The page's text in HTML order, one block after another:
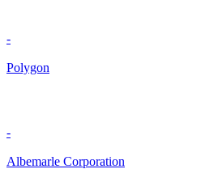
-
Polygon
-
Albemarle Corporation